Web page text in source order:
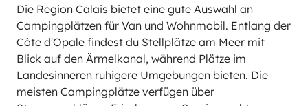
Die Region Calais bietet eine gute Auswahl an
Campingplätzen für Van und Wohnmobil. Entlang der
Côte d'Opale findest du Stellplätze am Meer mit
Blick auf den Ärmelkanal, während Plätze im
Landesinneren ruhigere Umgebungen bieten. Die
meisten Campingplätze verfügen über